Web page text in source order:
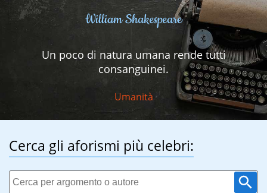
William Shakespeare
Un poco di natura umana rende tutti
consanguinei.
Umanità
Cerca gli aforismi più celebri: